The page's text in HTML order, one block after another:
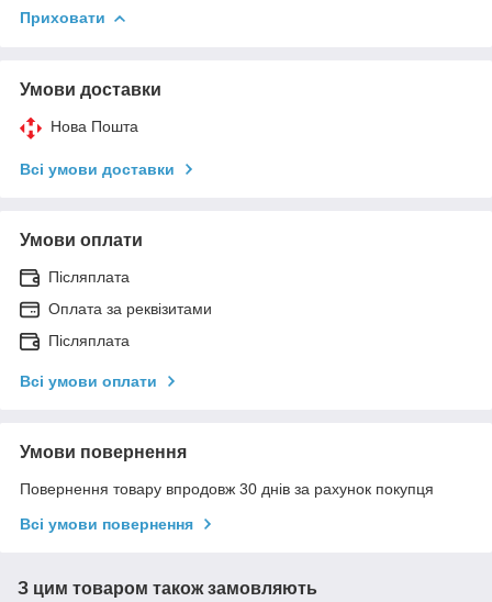
Приховати
Умови доставки
Нова Пошта
Всі умови доставки
Умови оплати
Післяплата
Оплата за реквізитами
Післяплата
Всі умови оплати
Умови повернення
Повернення товару впродовж 30 днів за рахунок покупця
Всі умови повернення
З цим товаром також замовляють